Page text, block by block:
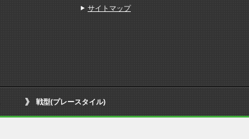
戦型(プレースタイル)
サイトマップ